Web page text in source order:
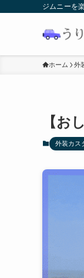
ジムニーを
ホーム 外
【お
外装カス